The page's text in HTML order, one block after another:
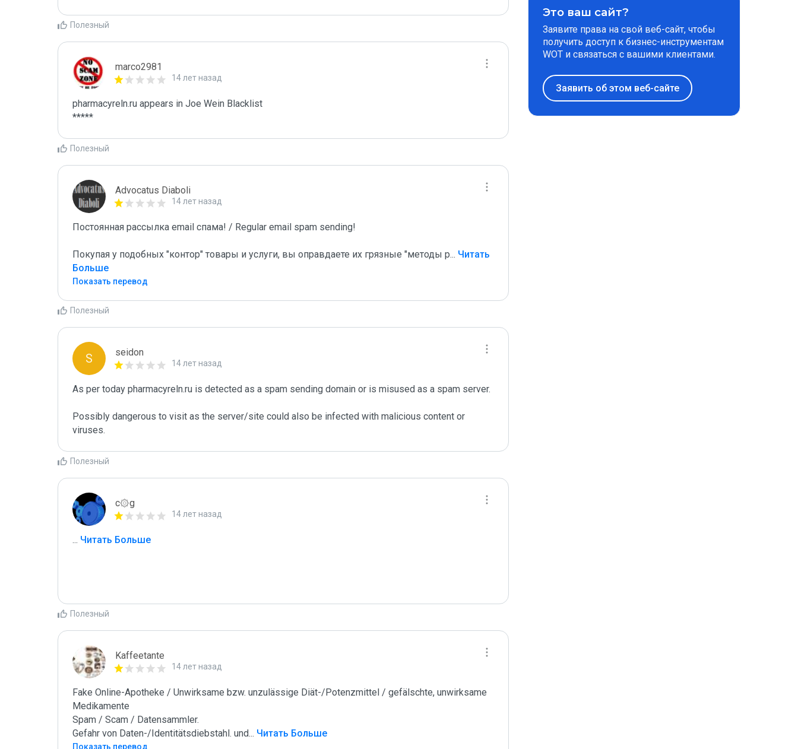
Полезный
marco2981
14 лет назад
pharmacyreln.ru appears in Joe Wein Blacklist
*****
Полезный
Advocatus Diaboli
14 лет назад
Постоянная рассылка email спама! / Regular email spam sending!
Покупая у подобных "контор" товары и услуги, вы оправдаете их грязные "методы р... Читать
Больше
Показать перевод
Полезный
S seidon
14 лет назад
As per today pharmacyreln.ru is detected as a spam sending domain or is misused as a spam server.
Possibly dangerous to visit as the server/site could also be infected with malicious content or
Полезный
c۞g
14 лет назад
... Читать Больше
Полезный
Kaffeetante
14 лет назад
Fake Online-Apotheke / Unwirksame bzw. unzulässige Diät-/Potenzmittel / gefälschte, unwirksame
Medikamente
Spam / Scam / Datensammler.
Gefahr von Daten-/Identitätsdiebstahl. und... Читать Больше
Показать перевод
Это ваш сайт?
Заявите права на свой веб-сайт, чтобы
получить доступ к бизнес-инструментам
WOT и связаться с вашими клиентами.
Заявить об этом веб-сайте